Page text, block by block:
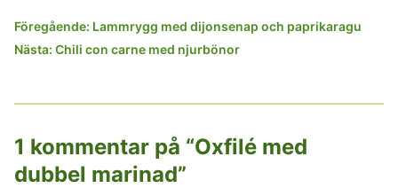
Inläggsnavigering
Föregående: Lammrygg med dijonsenap och paprikaragu
Nästa: Chili con carne med njurbönor
1 kommentar på “Oxfilé med
dubbel marinad”